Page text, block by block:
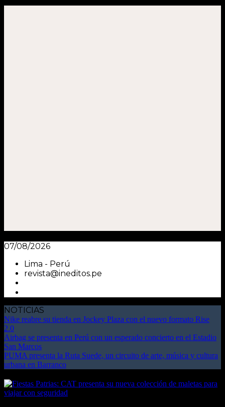
07/08/2026
Lima - Perú
revista@ineditos.pe
NOTICIAS
Nike reabre su tienda en Jockey Plaza con el nuevo formato Rise
2.0
Airbag se presenta en Perú con un esperado concierto en el Estadio
San Marcos
PUMA presenta la Ruta Suede, un circuito de arte, música y cultura
urbana en Barranco